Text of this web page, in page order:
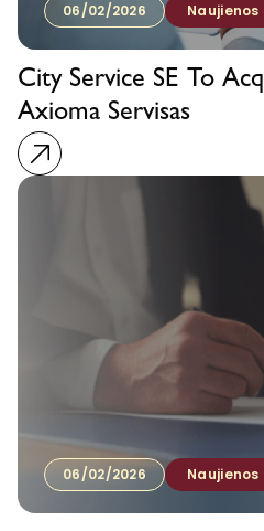
06/02/2026 Naujienos
City Service SE To
Axioma Servisas
06/02/2026 Naujienos